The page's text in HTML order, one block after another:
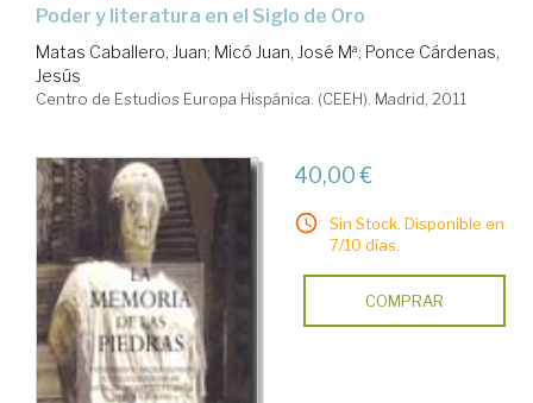
poder y literatura en el Siglo de Oro
Matas Caballero, Juan; Micó Juan, José Mª; Ponce Cárdenas,
Jesús
Centro de Estudios Europa Hispánica. (CEEH). Madrid, 2011
40,00 €
Sin Stock. Disponible en
7/10 días.
COMPRAR